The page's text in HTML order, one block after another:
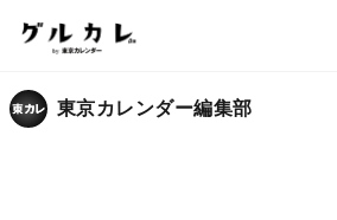
東京カレンダー編集部